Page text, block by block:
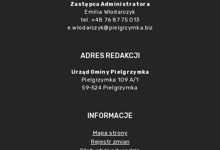
Zastępca Administratora
Emilia Włodarczyk
tel. +48 76 87 75 013
e.wlodarczyk@pielgrzymka.biz
ADRES REDAKCJI
Urząd Gminy Pielgrzymka
Pielgrzymka 109 A/1
59-524 Pielgrzymka
INFORMACJE
Mapa strony
Rejestr zmian